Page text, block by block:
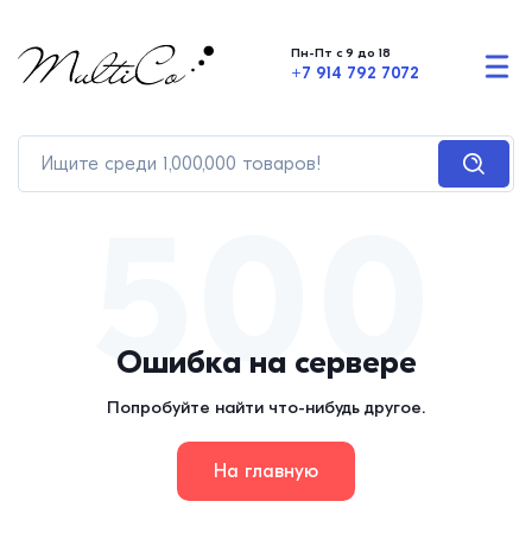
Пн-Пт с 9 до 18
+7 914 792 7072
500
Ошибка на сервере
Попробуйте найти что-нибудь другое.
На главную